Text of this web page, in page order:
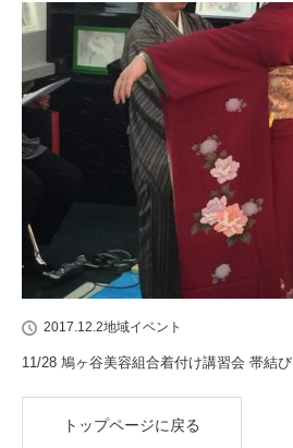
2017.12.2地域イベント
11/28 鳩ヶ谷美容組合着付け講習会 帯結び
トップページに戻る